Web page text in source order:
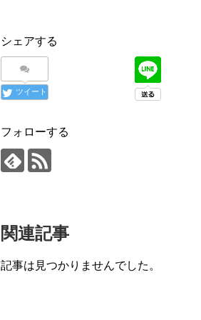
シェアする
ツイート
フォローする
関連記事
記事は見つかりませんでした。